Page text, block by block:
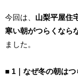
今回は、 山梨平屋住
寒い朝がつらくなら
ました。
■ 1｜なぜ冬の朝は